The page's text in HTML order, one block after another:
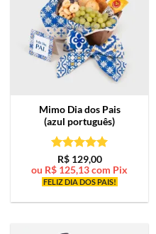
Mimo Dia dos Pais
(azul português)
Avaliação5
de 5
R$129,00
ou R$ 125,13com Pix
FELIZ DIA DOS PAIS!